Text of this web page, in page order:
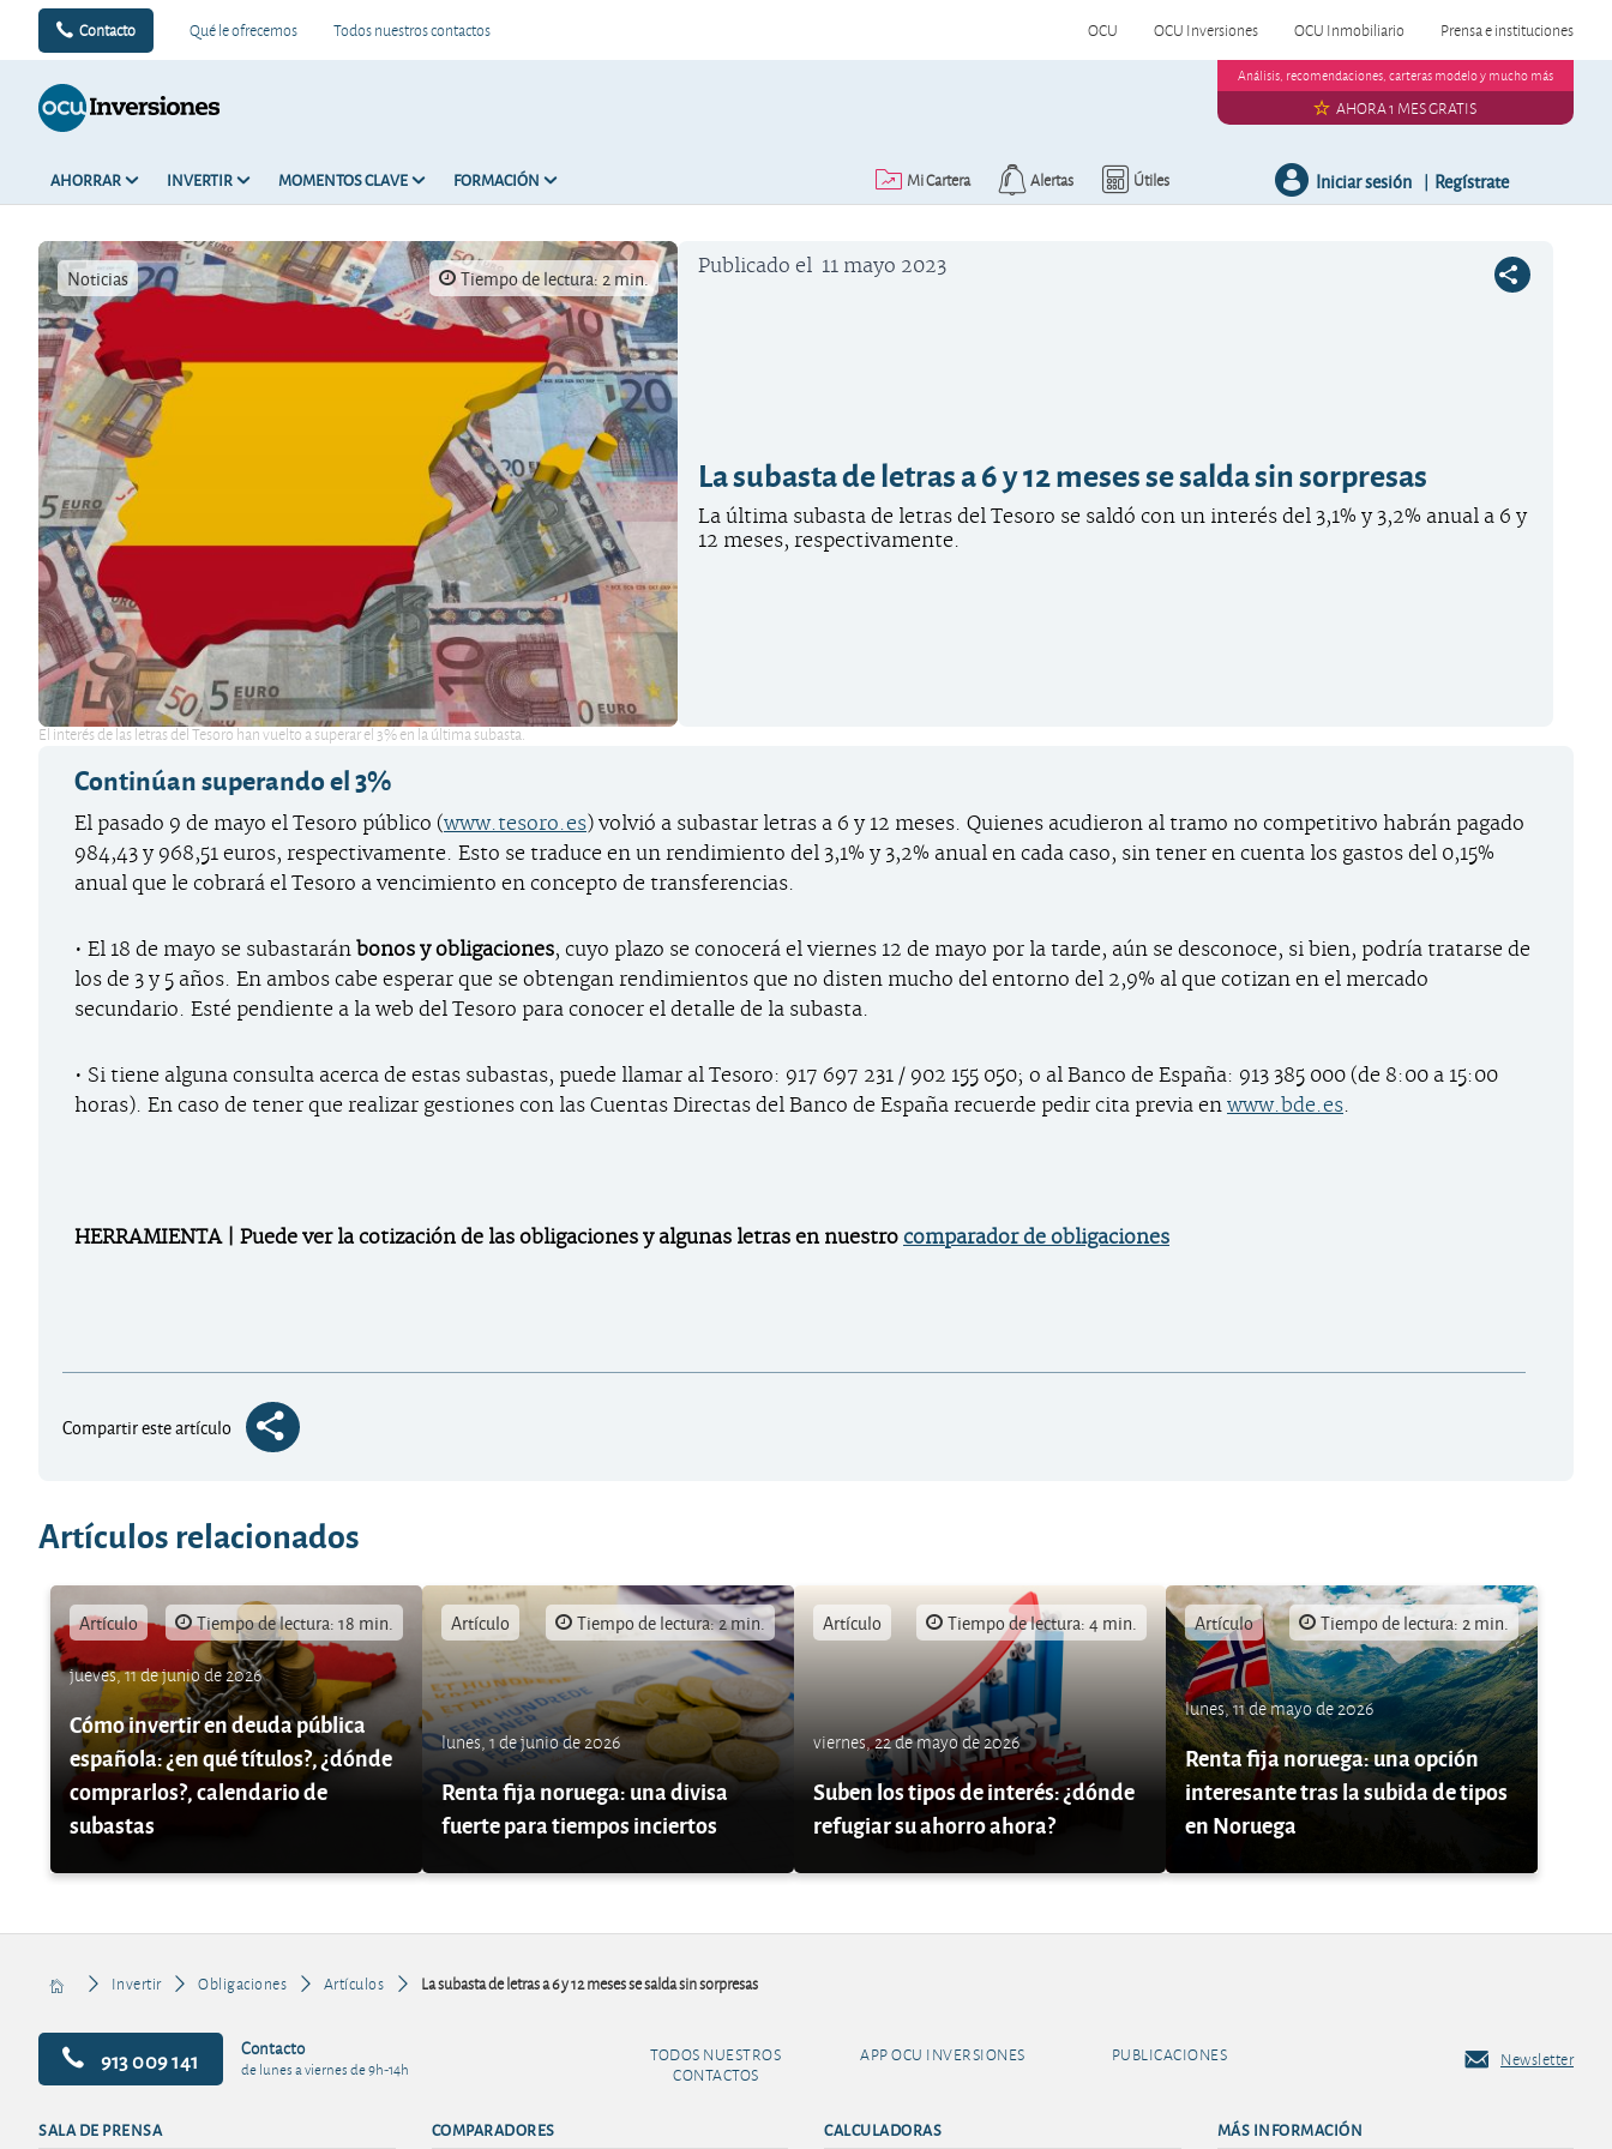
Contacto Qué le ofrecemos Todos nuestros contactos OCU OCU Inversiones OCU Inmobiliario Prensa e instituciones
AHORRAR INVERTIR MOMENTOS CLAVE FORMACIÓN Útiles
Alertas
Mi Cartera
Análisis, recomendaciones, carteras modelo y mucho más
AHORA 1 MES GRATIS
Iniciar sesión | Regístrate
Noticias Tiempo de lectura: 2 min.
El interés de las letras del Tesoro han vuelto a superar el 3% en la última subasta.
Publicado el 11 mayo 2023
La subasta de letras a 6 y 12 meses se salda sin sorpresas
La última subasta de letras del Tesoro se saldó con un interés del 3,1% y 3,2% anual a 6 y
12 meses, respectivamente.
Continúan superando el 3%
El pasado 9 de mayo el Tesoro público (www.tesoro.es) volvió a subastar letras a 6 y 12 meses. Quienes acudieron al tramo no competitivo habrán pagado
984,43 y 968,51 euros, respectivamente. Esto se traduce en un rendimiento del 3,1% y 3,2% anual en cada caso, sin tener en cuenta los gastos del 0,15%
anual que le cobrará el Tesoro a vencimiento en concepto de transferencias.
• El 18 de mayo se subastarán bonos y obligaciones, cuyo plazo se conocerá el viernes 12 de mayo por la tarde, aún se desconoce, si bien, podría tratarse de
los de 3 y 5 años. En ambos cabe esperar que se obtengan rendimientos que no disten mucho del entorno del 2,9% al que cotizan en el mercado
secundario. Esté pendiente a la web del Tesoro para conocer el detalle de la subasta.
• Si tiene alguna consulta acerca de estas subastas, puede llamar al Tesoro: 917 697 231 / 902 155 050; o al Banco de España: 913 385 000 (de 8:00 a 15:00
horas). En caso de tener que realizar gestiones con las Cuentas Directas del Banco de España recuerde pedir cita previa en www.bde.es.
HERRAMIENTA | Puede ver la cotización de las obligaciones y algunas letras en nuestro comparador de obligaciones
Compartir este artículo
Artículos relacionados
Artículo Tiempo de lectura: 18 min.
jueves, 11 de junio de 2026
Cómo invertir en deuda pública
española: ¿en qué títulos?, ¿dónde
comprarlos?, calendario de
subastas
Artículo Tiempo de lectura: 2 min.
lunes, 1 de junio de 2026
Renta fija noruega: una divisa
fuerte para tiempos inciertos
Artículo Tiempo de lectura: 4 min.
viernes, 22 de mayo de 2026
Suben los tipos de interés: ¿dónde
refugiar su ahorro ahora?
Artículo Tiempo de lectura: 2 min.
lunes, 11 de mayo de 2026
Renta fija noruega: una opción
interesante tras la subida de tipos
en Noruega
Invertir Obligaciones Artículos La subasta de letras a 6 y 12 meses se salda sin sorpresas
913 009 141 Contacto
de lunes a viernes de 9h-14h
TODOS NUESTROS
CONTACTOS
APP OCU INVERSIONES PUBLICACIONES Newsletter
SALA DE PRENSA COMPARADORES CALCULADORAS MÁS INFORMACIÓN